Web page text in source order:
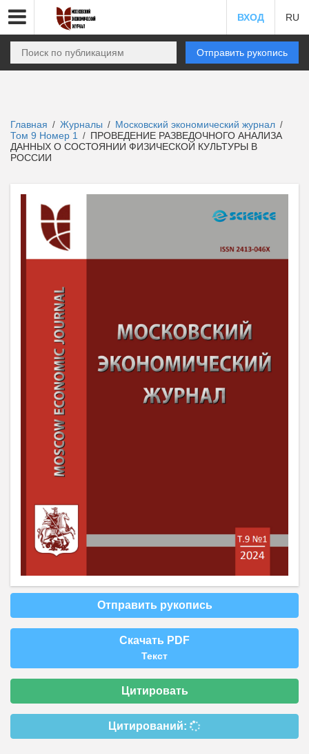
ВХОД RU
Отправить рукопись
Главная / Журналы / Московский экономический журнал /
Том 9 Номер 1 / ПРОВЕДЕНИЕ РАЗВЕДОЧНОГО АНАЛИЗА
ДАННЫХ О СОСТОЯНИИ ФИЗИЧЕСКОЙ КУЛЬТУРЫ В
РОССИИ
Отправить рукопись
Скачать PDF
Текст
Цитировать
Цитирований: